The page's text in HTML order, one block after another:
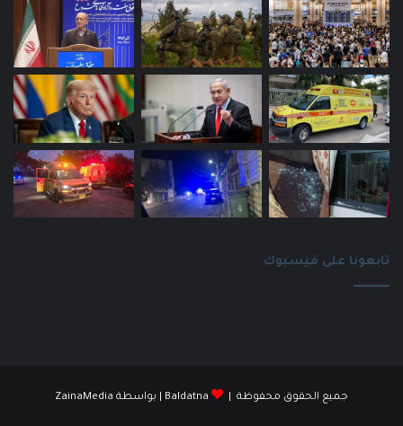
تابعونا على فيسبوك
جميع الحقوق محفوظة | Baldatna | بواسطة ZainaMedia